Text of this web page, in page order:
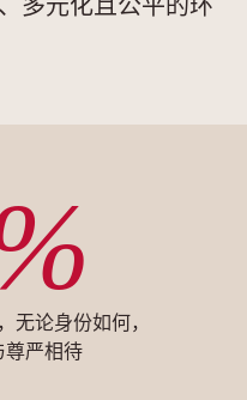
多元化且公平的环
无论身份如何，
尊严相待